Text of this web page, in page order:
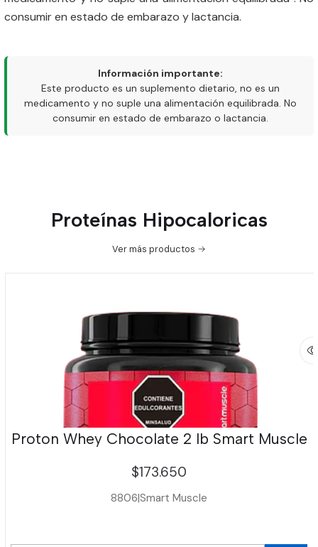
consumir en estado de embarazo y lactancia.
Información importante:
Este producto es un suplemento dietario, no es un
medicamento y no suple una alimentación equilibrada. No
consumir en estado de embarazo o lactancia.
Proteínas Hipocaloricas
Ver más productos
Proton Whey Chocolate 2 lb Smart Muscle
$173.650
8806|Smart Muscle